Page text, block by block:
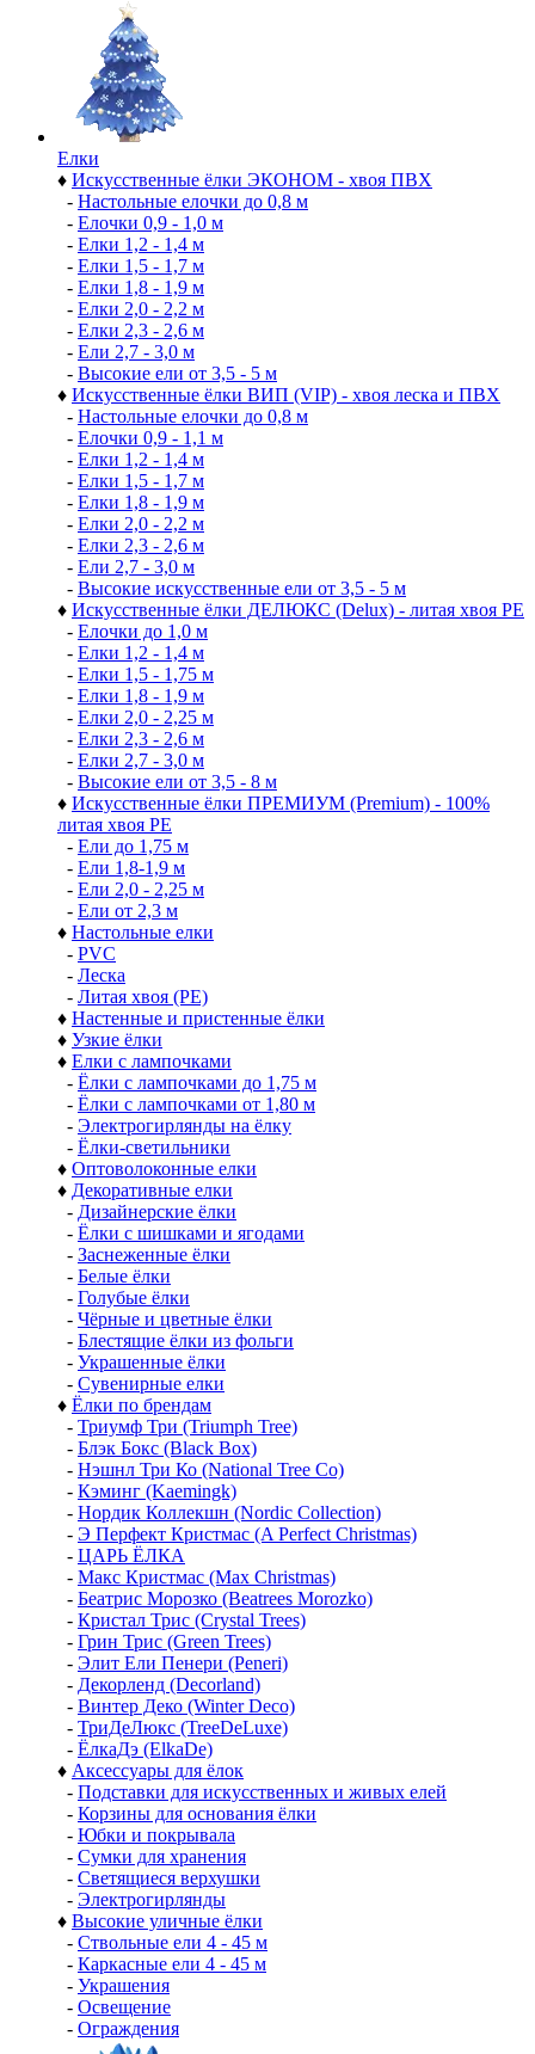
Елки
♦ Искусственные ёлки ЭКОНОМ - хвоя ПВХ
- Настольные елочки до 0,8 м
- Елочки 0,9 - 1,0 м
- Елки 1,2 - 1,4 м
- Елки 1,5 - 1,7 м
- Елки 1,8 - 1,9 м
- Елки 2,0 - 2,2 м
- Елки 2,3 - 2,6 м
- Ели 2,7 - 3,0 м
- Высокие ели от 3,5 - 5 м
♦ Искусственные ёлки ВИП (VIP) - хвоя леска и ПВХ
- Настольные елочки до 0,8 м
- Елочки 0,9 - 1,1 м
- Елки 1,2 - 1,4 м
- Елки 1,5 - 1,7 м
- Елки 1,8 - 1,9 м
- Елки 2,0 - 2,2 м
- Елки 2,3 - 2,6 м
- Ели 2,7 - 3,0 м
- Высокие искусственные ели от 3,5 - 5 м
♦ Искусственные ёлки ДЕЛЮКС (Delux) - литая хвоя РЕ
- Елочки до 1,0 м
- Елки 1,2 - 1,4 м
- Елки 1,5 - 1,75 м
- Елки 1,8 - 1,9 м
- Елки 2,0 - 2,25 м
- Елки 2,3 - 2,6 м
- Елки 2,7 - 3,0 м
- Высокие ели от 3,5 - 8 м
♦ Искусственные ёлки ПРЕМИУМ (Premium) - 100%
литая хвоя РЕ
- Ели до 1,75 м
- Ели 1,8-1,9 м
- Ели 2,0 - 2,25 м
- Ели от 2,3 м
♦ Настольные елки
- PVC
- Леска
- Литая хвоя (РЕ)
♦ Настенные и пристенные ёлки
♦ Узкие ёлки
♦ Елки с лампочками
- Ёлки с лампочками до 1,75 м
- Ёлки с лампочками от 1,80 м
- Электрогирлянды на ёлку
- Ёлки-светильники
♦ Оптоволоконные елки
♦ Декоративные елки
- Дизайнерские ёлки
- Ёлки с шишками и ягодами
- Заснеженные ёлки
- Белые ёлки
- Голубые ёлки
- Чёрные и цветные ёлки
- Блестящие ёлки из фольги
- Украшенные ёлки
- Сувенирные елки
♦ Ёлки по брендам
- Триумф Три (Triumph Tree)
- Блэк Бокс (Black Box)
- Нэшнл Три Ко (National Tree Co)
- Кэминг (Kaemingk)
- Нордик Коллекшн (Nordic Collection)
- Э Перфект Кристмас (A Perfect Christmas)
- ЦАРЬ ЁЛКА
- Макс Кристмас (Max Christmas)
- Беатрис Морозко (Beatrees Morozko)
- Кристал Трис (Crystal Trees)
- Грин Трис (Green Trees)
- Элит Ели Пенери (Peneri)
- Декорленд (Decorland)
- Винтер Деко (Winter Deco)
- ТриДеЛюкс (TreeDeLuxe)
- ЁлкаДэ (ElkaDe)
♦ Аксессуары для ёлок
- Подставки для искусственных и живых елей
- Корзины для основания ёлки
- Юбки и покрывала
- Сумки для хранения
- Светящиеся верхушки
- Электрогирлянды
♦ Высокие уличные ёлки
- Ствольные ели 4 - 45 м
- Каркасные ели 4 - 45 м
- Украшения
- Освещение
- Ограждения